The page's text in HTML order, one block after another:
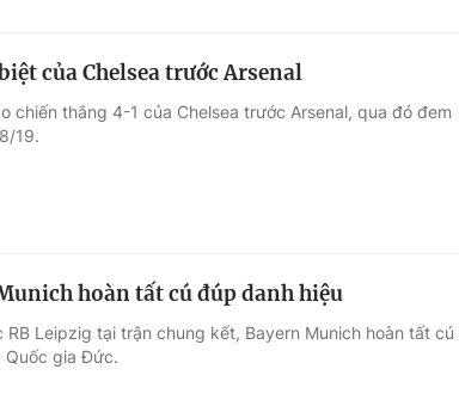
của Chelsea trước Arsenal
chiến thắng 4-1 của Chelsea trước Arsenal, qua đó đem
19.
hoàn tất cú đúp danh hiệu
Leipzig tại trận chung kết, Bayern Munich hoàn tất cú
Quốc gia Đức.